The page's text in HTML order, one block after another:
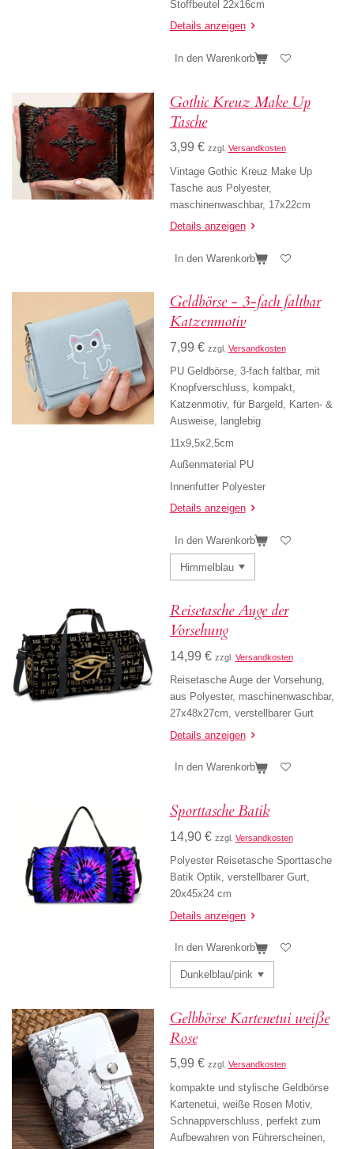
Stoffbeutel 22x16cm
Details anzeigen
In den Warenkorb
Gothic Kreuz Make Up
Tasche
3,99 € zzgl. Versandkosten
Vintage Gothic Kreuz Make Up
Tasche aus Polyester,
maschinenwaschbar, 17x22cm
Details anzeigen
In den Warenkorb
Geldbörse - 3-fach faltbar
Katzenmotiv
7,99 € zzgl. Versandkosten
PU Geldbörse, 3-fach faltbar, mit
Knopfverschluss, kompakt,
Katzenmotiv, für Bargeld, Karten- &
Ausweise, langlebig
11x9,5x2,5cm
Außenmaterial PU
Innenfutter Polyester
Details anzeigen
In den Warenkorb
Reisetasche Auge der
Vorsehung
14,99 € zzgl. Versandkosten
Reisetasche Auge der Vorsehung,
aus Polyester, maschinenwaschbar,
27x48x27cm, verstellbarer Gurt
Details anzeigen
In den Warenkorb
Sporttasche Batik
14,90 € zzgl. Versandkosten
Polyester Reisetasche Sporttasche
Batik Optik, verstellbarer Gurt,
20x45x24 cm
Details anzeigen
In den Warenkorb
Gelbbörse Kartenetui weiße
Rose
5,99 € zzgl. Versandkosten
kompakte und stylische Geldbörse
Kartenetui, weiße Rosen Motiv,
Schnappverschluss, perfekt zum
Aufbewahren von Führerscheinen,